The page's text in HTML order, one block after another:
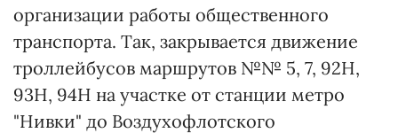
организации работы общественного
транспорта. Так, закрывается движение
троллейбусов маршрутов №№ 5, 7, 92Н,
93Н, 94Н на участке от станции метро
"Нивки" до Воздухофлотского